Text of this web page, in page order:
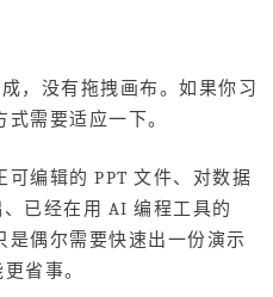
，没有拖拽画布。如果你习
需要适应一下。
编辑的 PPT 文件、对数据
已经在用 AI 编程工具的
是偶尔需要快速出一份演示
省事。